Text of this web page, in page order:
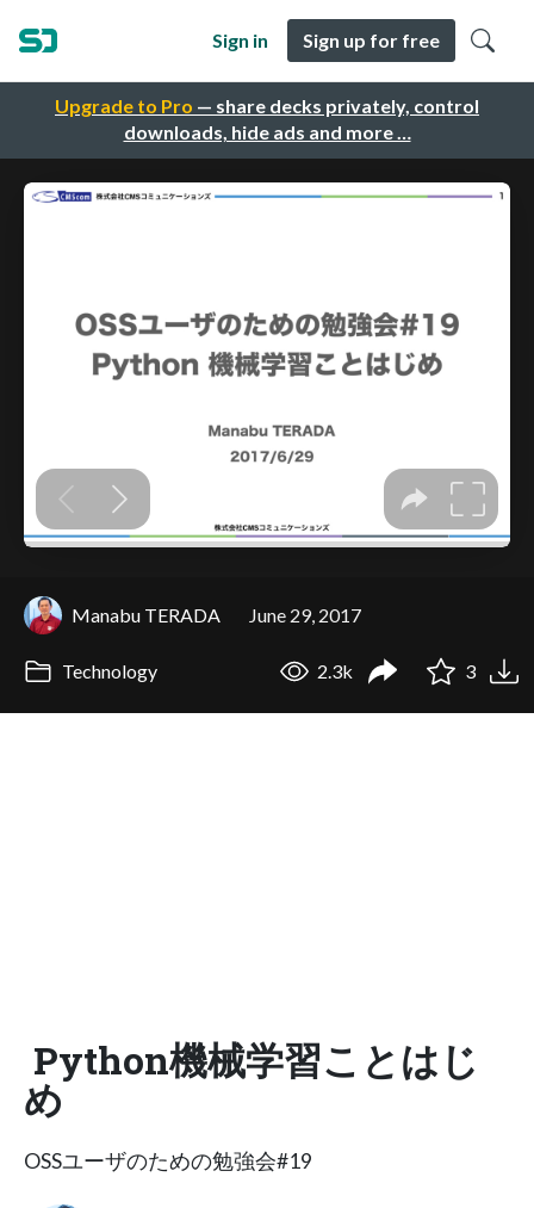
Upgrade to Pro — share decks privately, control
downloads, hide ads and more …
Sign in Sign up for free
Manabu TERADA June 29, 2017
Technology 2.3k 3
Python機械学習ことはじ
め
OSSユーザのための勉強会#19